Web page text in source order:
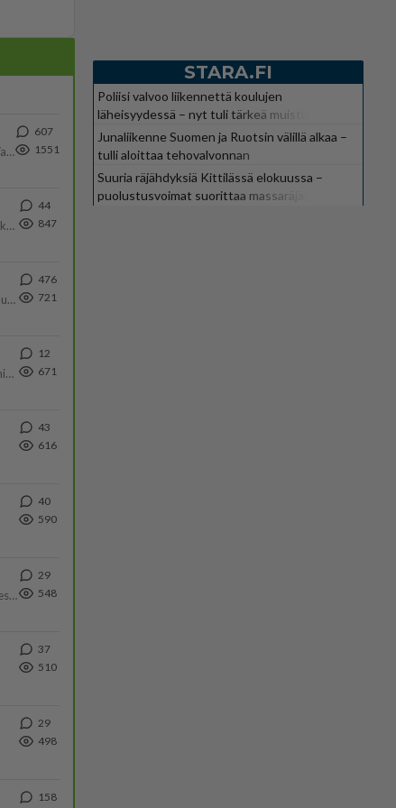
Näin tekisi ainakin Rydman seuratessaan idolinsa Trumpin mallia https://www.is.fi/politiikka/art-2000012187244.html
607
1551
Olen säälittävä, mitä tulee sinun kohtaamiseen. Tunnen vaan itseni todella epävarmaksi sun kanssa. Jos minun olisi pitän
44
847
https://yle.fi/a/74-20239449 Perussuomalaisilla hurja- ja ylivoimaisesti suurin nousu tässä uudessa Ylen gallupissa. Kyl
476
721
Poliisin mukaan nuori oli lähes täysi-ikäinen. Ennen iltakuutta tulleen ilmoituksen mukaan ihminen oli joutunut mahdoll
12
671
43
616
40
590
Yhtä paljon, kuin minä sinusta? Haaveissa ollaan kahdestaan, rauhassa ja lähennytään fyysisesti ja tutustutaan syvemmin
29
548
37
510
29
498
158
STARA.FI
Poliisi valvoo liikennettä koulujen
läheisyydessä – nyt tuli tärkeä muistutus
Junaliikenne Suomen ja Ruotsin välillä alkaa –
tulli aloittaa tehovalvonnan
Suuria räjähdyksiä Kittilässä elokuussa –
puolustusvoimat suorittaa massaräjäytyksiä